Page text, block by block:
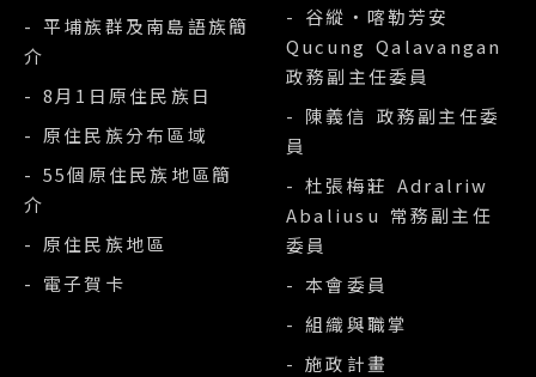
- 平埔族群及南島語族簡
介
- 8月1日原住民族日
- 原住民族分布區域
- 55個原住民族地區簡
介
- 原住民族地區
- 電子賀卡
- 谷縱‧喀勒芳安
Qucung Qalavangan
政務副主任委員
- 陳義信 政務副主任委
員
- 杜張梅莊 Adralriw
Abaliusu 常務副主任
委員
- 本會委員
- 組織與職掌
- 施政計畫